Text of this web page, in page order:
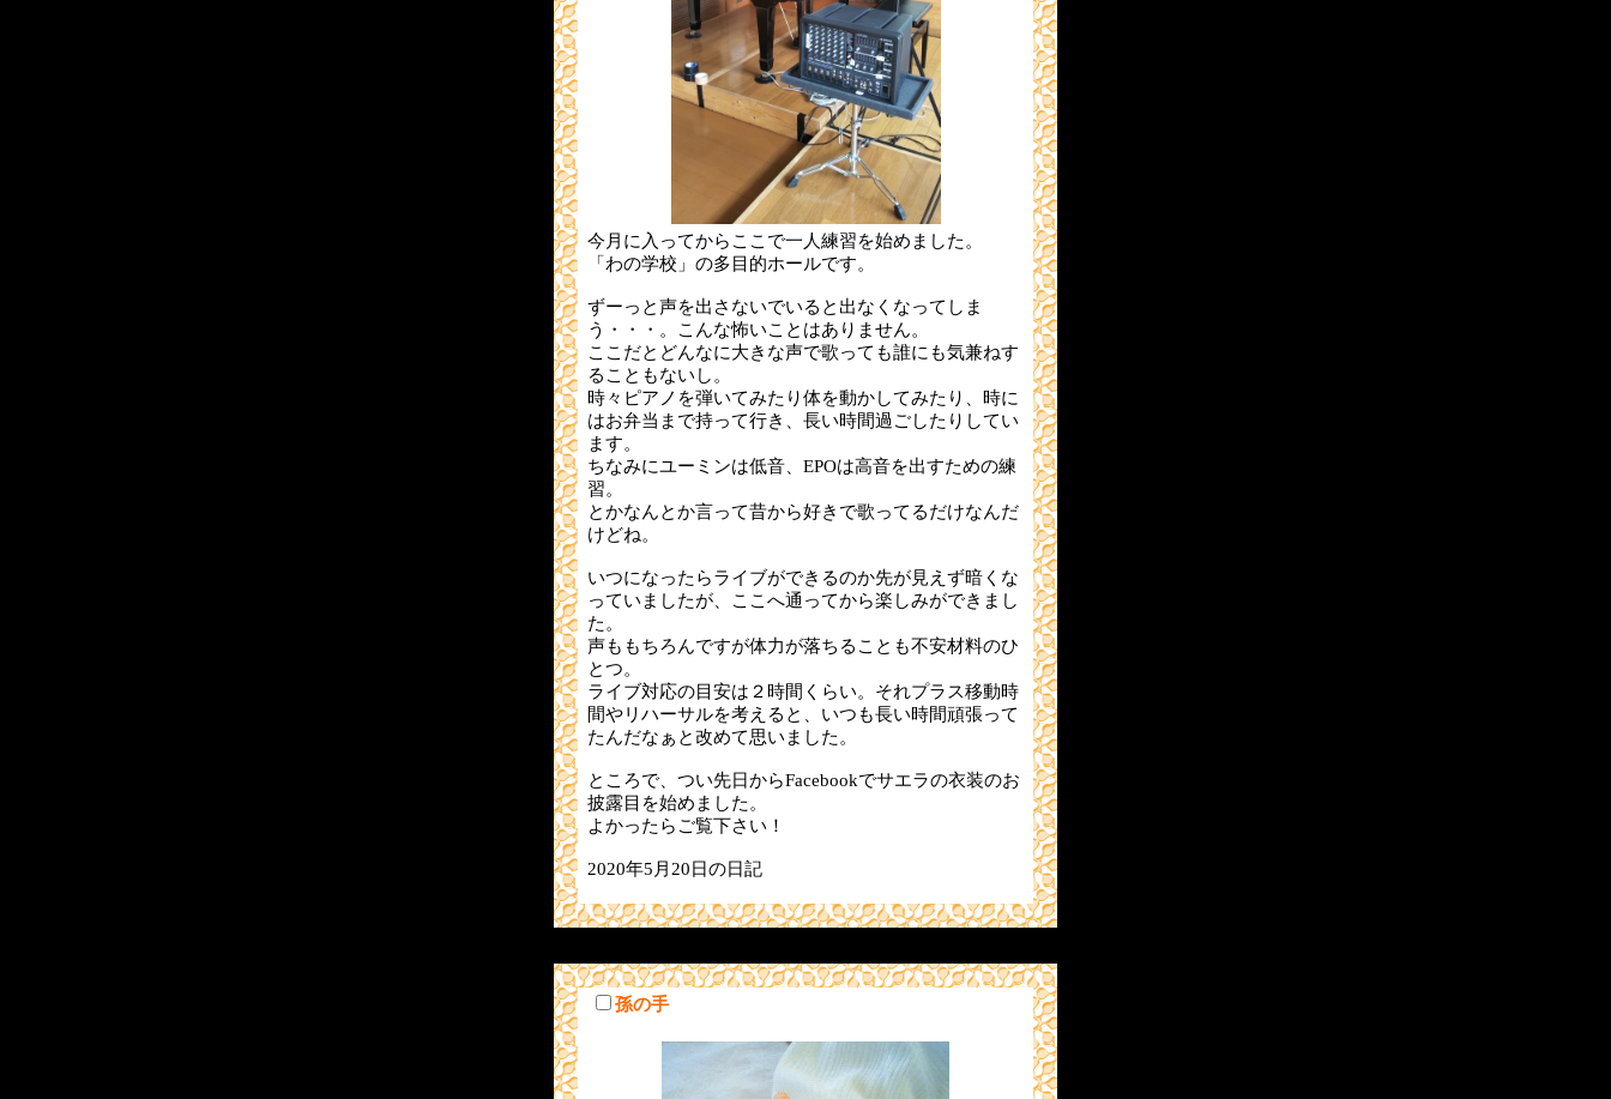
今月に入ってからここで一人練習を始めました。
「わの学校」の多目的ホールです。
ずーっと声を出さないでいると出なくなってしま
う・・・。こんな怖いことはありません。
ここだとどんなに大きな声で歌っても誰にも気兼ねす
ることもないし。
時々ピアノを弾いてみたり体を動かしてみたり、時に
はお弁当まで持って行き、長い時間過ごしたりしてい
ます。
ちなみにユーミンは低音、EPOは高音を出すための練
習。
とかなんとか言って昔から好きで歌ってるだけなんだ
けどね。
いつになったらライブができるのか先が見えず暗くな
っていましたが、ここへ通ってから楽しみができまし
た。
声ももちろんですが体力が落ちることも不安材料のひ
とつ。
ライブ対応の目安は２時間くらい。それプラス移動時
間やリハーサルを考えると、いつも長い時間頑張って
たんだなぁと改めて思いました。
ところで、つい先日からFacebookでサエラの衣装のお
披露目を始めました。
よかったらご覧下さい！
2020年5月20日の日記
孫の手